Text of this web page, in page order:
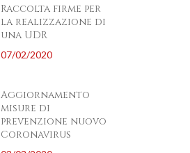
Raccolta firme per
la realizzazione di
una UDR
07/02/2020
Aggiornamento
misure di
prevenzione nuovo
Coronavirus